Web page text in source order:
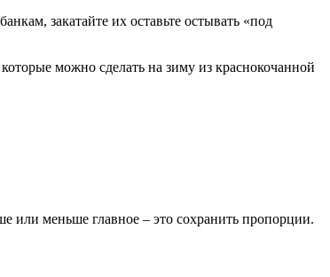
закатайте их оставьте остывать «под
можно сделать на зиму из краснокочанной
или меньше главное – это сохранить пропорции.